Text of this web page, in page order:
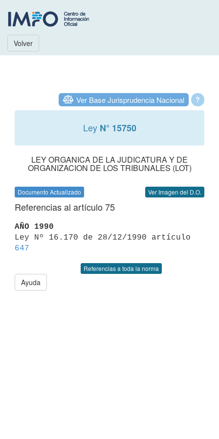
Volver
?
Ver Base Jurisprudencia Nacional
Ley N° 15750
LEY ORGANICA DE LA JUDICATURA Y DE
ORGANIZACION DE LOS TRIBUNALES (LOT)
Documento Actualizado Ver Imagen del D.O.
Referencias al artículo 75
AÑO 1990
647
Referencias a toda la norma
Ayuda